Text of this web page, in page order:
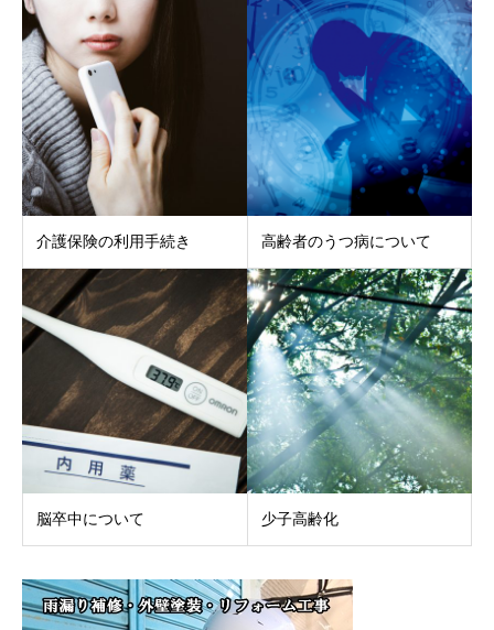
介護保険の利用手続き 高齢者のうつ病について
脳卒中について 少子高齢化